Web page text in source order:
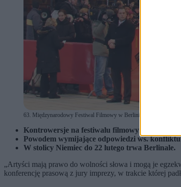
63. Międzynarodowy Festiwal Filmowy w Berlinie, luty 2026, fot.
Kontrowersje na festiwalu filmowym w Berlinie.
Powodem wymijające odpowiedzi ws.
W stolicy Niemiec do 22 lutego trwa Berlinale.
„Artyści mają prawo do wolności słowa i mogą je
konferencję prasową z jury imprezy, w trakcie której